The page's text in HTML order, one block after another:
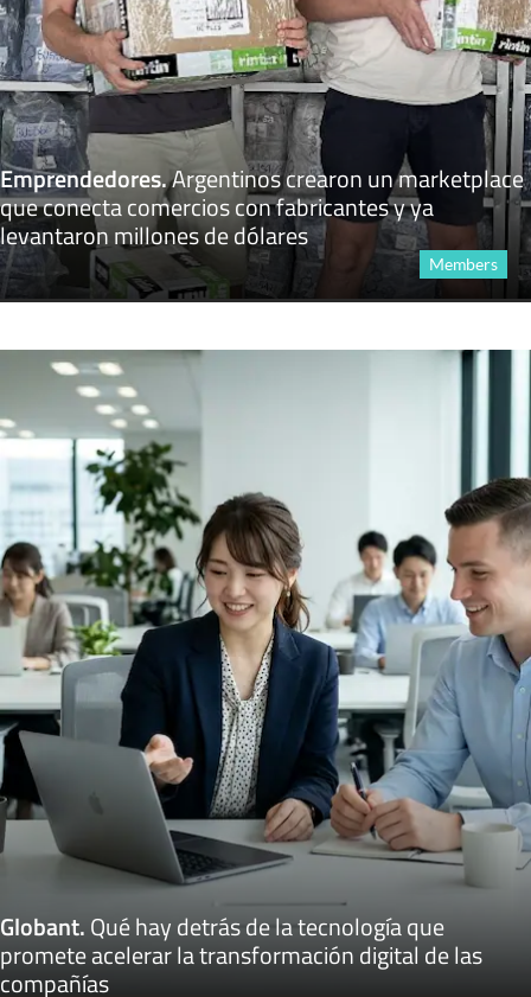
Emprendedores.Argentinos crearon un marketplace
que conecta comercios con fabricantes y ya
levantaron millones de dólares
Members
Globant.Qué hay detrás de la tecnología que
promete acelerar la transformación digital de las
compañías